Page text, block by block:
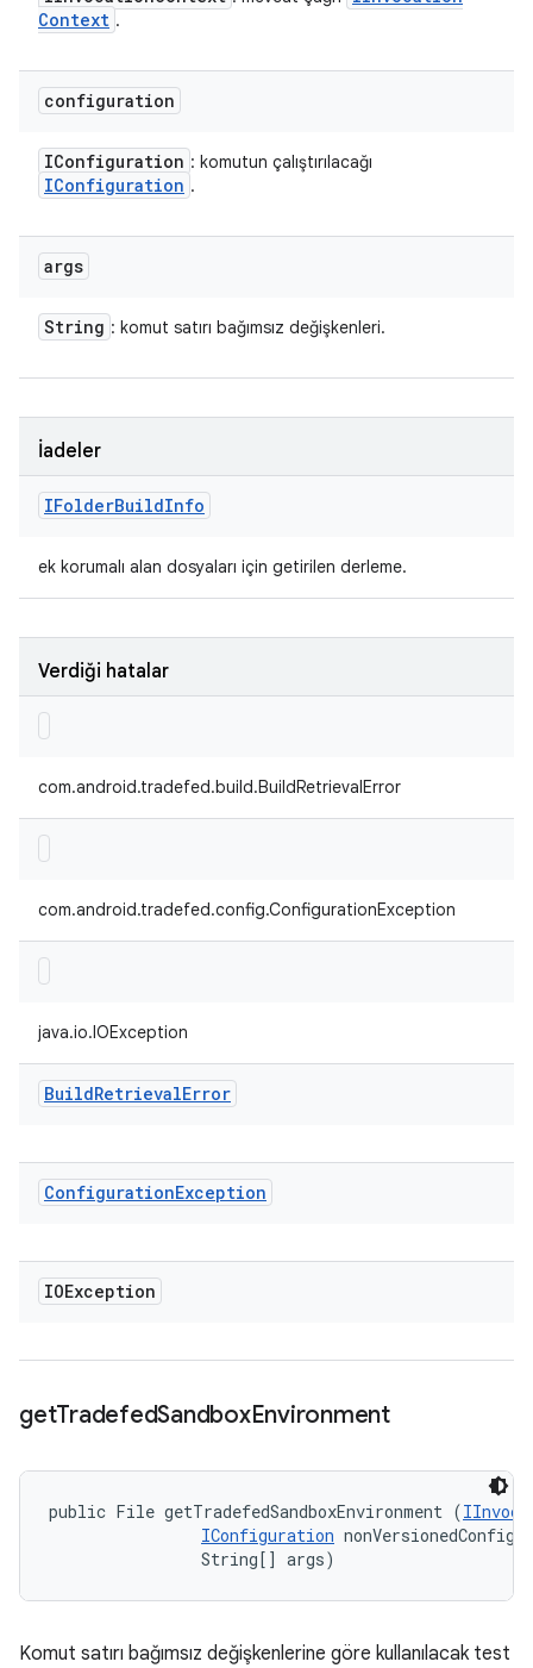
Context .
configuration
IConfiguration : komutun çalıştırılacağı
IConfiguration .
args
String : komut satırı bağımsız değişkenleri.
İadeler
IFolderBuildInfo
ek korumalı alan dosyaları için getirilen derleme.
Verdiği hatalar
com.android.tradefed.build.BuildRetrievalError
com.android.tradefed.config.ConfigurationException
java.io.IOException
BuildRetrievalError
ConfigurationException
IOException
getTradefedSandboxEnvironment
public File getTradefedSandboxEnvironment (
IConfiguration nonVersionedConfig,
                String[] args)
Komut satırı bağımsız değişkenlerine göre kullanılacak test